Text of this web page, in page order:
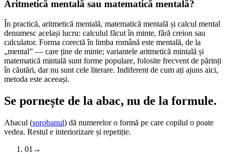
Aritmetică mentală sau matematică mentală?
În practică, aritmetică mentală, matematică mentală și calcul mental
denumesc același lucru: calculul făcut în minte, fără creion sau
calculator. Forma corectă în limba română este mentală, de la
„mental” — care ține de minte; variantele aritmetică mintală și
matematică mintală sunt forme populare, folosite frecvent de părinți
în căutări, dar nu sunt cele literare. Indiferent de cum ați ajuns aici,
metoda este aceeași.
Se pornește de la abac, nu de la formule.
Abacul (sorobanul) dă numerelor o formă pe care copilul o poate
vedea. Restul e interiorizare și repetiție.
01 →